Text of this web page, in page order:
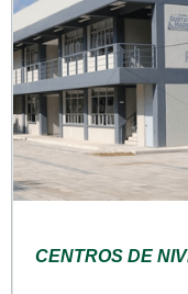
CENTROS DE